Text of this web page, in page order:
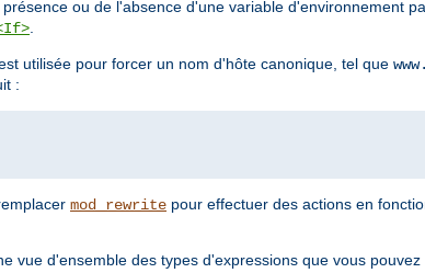
ou de l'absence d'une variable d'environnement
.
utilisée pour forcer un nom d'hôte canonique, tel que
:
mod_rewrite pour effectuer des actions en
vue d'ensemble des types d'expressions que vous